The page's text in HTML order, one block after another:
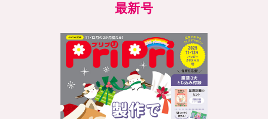
最新号